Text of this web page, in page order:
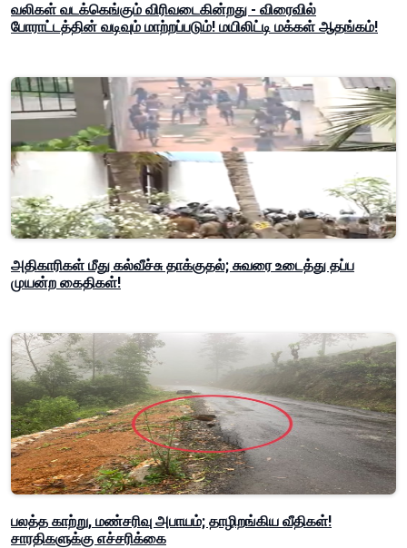
வலிகள் வடக்கெங்கும் விரிவடைகின்றது - விரைவில்
போராட்டத்தின் வடிவும் மாற்றப்படும்! மயிலிட்டி மக்கள் ஆதங்கம்!
அதிகாரிகள் மீது கல்வீச்சு தாக்குதல்; சுவரை உடைத்து தப்ப
முயன்ற கைதிகள்!
பலத்த காற்று, மண்சரிவு அபாயம்; தாழிறங்கிய வீதிகள்!
சாரதிகளுக்கு எச்சரிக்கை